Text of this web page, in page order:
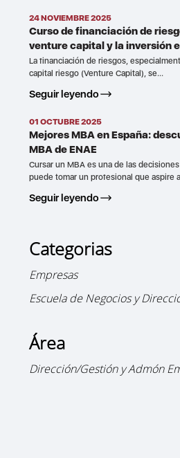
24 NOVIEMBRE 2025
Curso de financiación de
venture capital y la inversión
La financiación de riesgos,
capital riesgo (Venture Capital), se...
Seguir leyendo
01 OCTUBRE 2025
Mejores MBA en España:
MBA de ENAE
Cursar un MBA es una de las
puede tomar un profesional que aspire
Seguir leyendo
Categorias
Empresas
Escuela de Negocios y
Área
Dirección/Gestión y Admón